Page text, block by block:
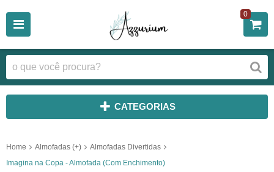
0
CATEGORIAS
Home Almofadas (+)
Almofadas Divertidas
Imagina na Copa - Almofada (Com Enchimento)